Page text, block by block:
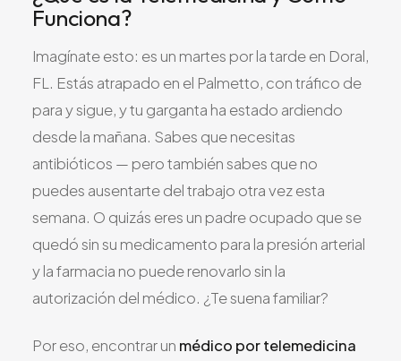
Todos los Servicios
TDAH
Trastorno Bipolar
Manejo de Medicamentos
Migraña
Neuropatía Periférica
Todas las Condiciones
Funciona?
Imagínate esto: es un martes por la tarde en Doral,
FL. Estás atrapado en el Palmetto, con tráfico de
para y sigue, y tu garganta ha estado ardiendo
desde la mañana. Sabes que necesitas
antibióticos — pero también sabes que no
puedes ausentarte del trabajo otra vez esta
semana. O quizás eres un padre ocupado que se
quedó sin su medicamento para la presión arterial
y la farmacia no puede renovarlo sin la
autorización del médico. ¿Te suena familiar?
Por eso, encontrar un médico por telemedicina